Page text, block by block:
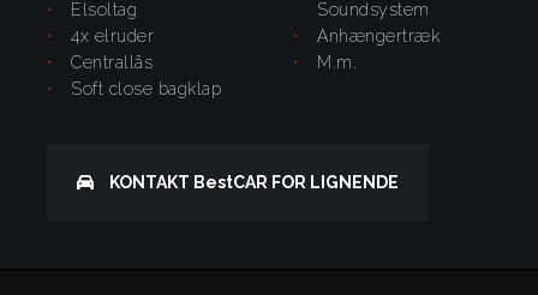
elsoltag
4x elruder
centrallås
soft close bagklap
Soundsystem
anhængertræk
m.m.
KONTAKT BestCAR FOR LIGNENDE